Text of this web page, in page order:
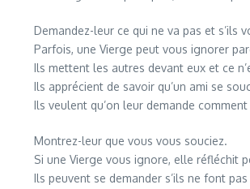
Demandez-leur ce qui ne va pas et s’ils
Parfois, une Vierge peut vous ignorer
Ils mettent les autres devant eux et ce
Ils apprécient de savoir qu’un ami se
Ils veulent qu’on leur demande
Montrez-leur que vous vous souciez.
Si une Vierge vous ignore, elle réfléchit
Ils peuvent se demander s’ils ne font